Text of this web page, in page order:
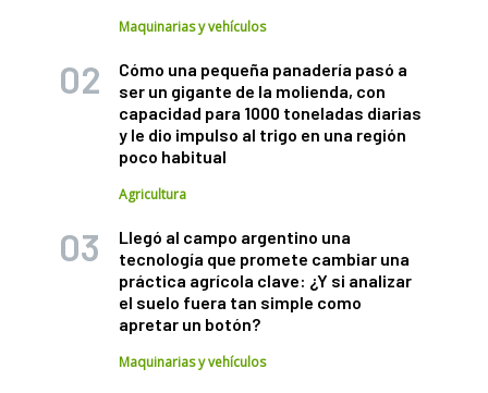
Maquinarias y vehículos
Cómo una pequeña panadería pasó a
ser un gigante de la molienda, con
capacidad para 1000 toneladas diarias
y le dio impulso al trigo en una región
poco habitual
Agricultura
Llegó al campo argentino una
tecnología que promete cambiar una
práctica agrícola clave: ¿Y si analizar
el suelo fuera tan simple como
apretar un botón?
Maquinarias y vehículos